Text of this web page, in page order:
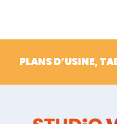
PLANS D’USINE,